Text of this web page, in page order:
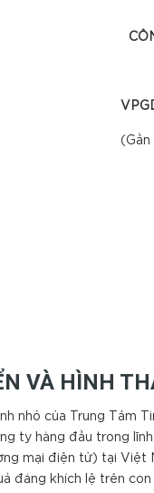
VÀ HÌNH
nhỏ của Trung Tâm
ty hàng đầu trong
mại điện tử) tại Việt
đáng khích lệ trên con